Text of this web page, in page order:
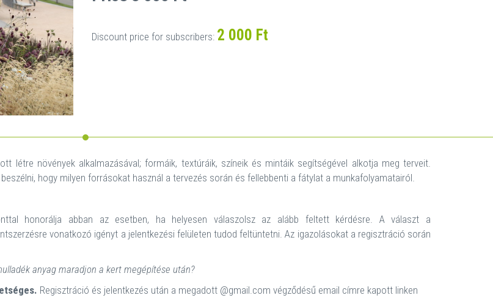
Discount price for subscribers: 2 000 Ft
létre növények alkalmazásával; formáik, textúráik, színeik és mintáik segítségével alkotja meg terveit.
hogy milyen forrásokat használ a tervezés során és fellebbenti a fátylat a munkafolyamatairól.
honorálja abban az esetben, ha helyesen válaszolsz az alább feltett kérdésre. A választ a
vonatkozó igényt a jelentkezési felületen tudod feltüntetni. Az igazolásokat a regisztráció során
anyag maradjon a kert megépítése után?
Regisztráció és jelentkezés után a megadott @gmail.com végződésű email címre kapott linken